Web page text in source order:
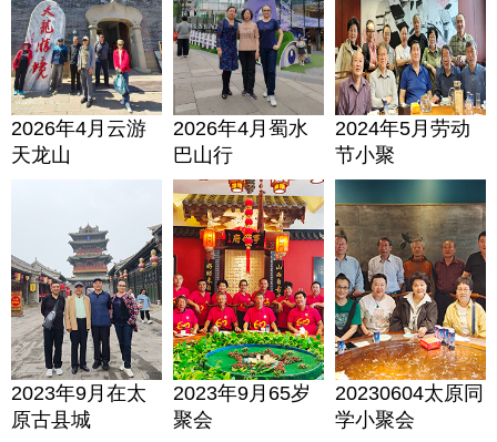
2026年4月云游
天龙山
2026年4月蜀水
巴山行
2024年5月劳动
节小聚
2023年9月在太
原古县城
2023年9月65岁
聚会
20230604太原同
学小聚会